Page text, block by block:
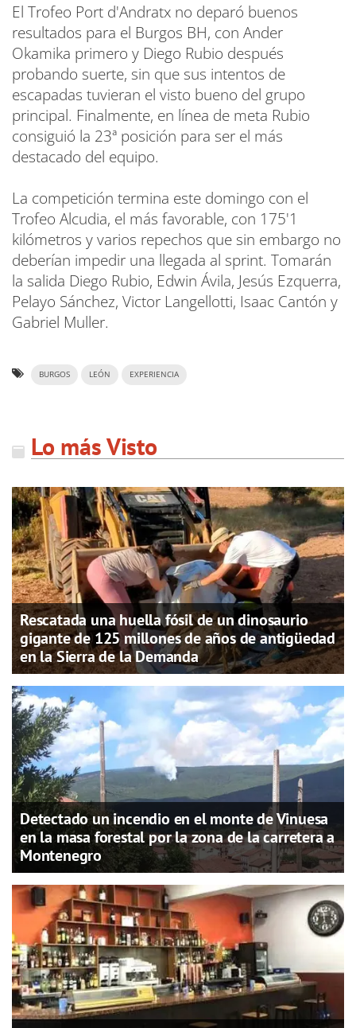
El Trofeo Port d'Andratx no deparó buenos
resultados para el Burgos BH, con Ander
Okamika primero y Diego Rubio después
probando suerte, sin que sus intentos de
escapadas tuvieran el visto bueno del grupo
principal. Finalmente, en línea de meta Rubio
consiguió la 23ª posición para ser el más
destacado del equipo.
La competición termina este domingo con el
Trofeo Alcudia, el más favorable, con 175'1
kilómetros y varios repechos que sin embargo no
deberían impedir una llegada al sprint. Tomarán
la salida Diego Rubio, Edwin Ávila, Jesús Ezquerra,
Pelayo Sánchez, Victor Langellotti, Isaac Cantón y
Gabriel Muller.
BURGOS LEÓN EXPERIENCIA
Lo más Visto
Rescatada una huella fósil de un dinosaurio
gigante de 125 millones de años de antigüedad
en la Sierra de la Demanda
Detectado un incendio en el monte de Vinuesa
en la masa forestal por la zona de la carretera a
Montenegro